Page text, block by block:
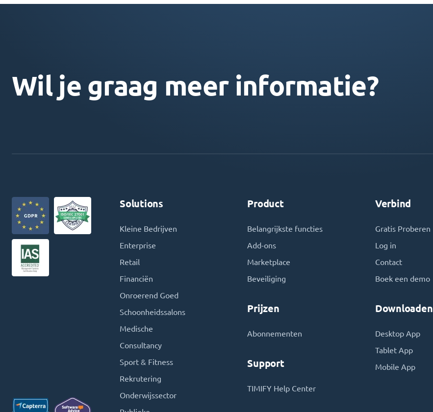
Wil je graag meer informatie?
Solutions
Kleine Bedrijven
Enterprise
Retail
Financiën
Onroerend Goed
Schoonheidssalons
Medische
Consultancy
Sport & Fitness
Rekrutering
Onderwijssector
Product
Belangrijkste functies
Add-ons
Marketplace
Beveiliging
Prijzen
Abonnementen
Support
TIMIFY Help Center
Verbind
Gratis Proberen
Log in
Contact
Boek een demo
Downloaden
Desktop App
Tablet App
Mobile App